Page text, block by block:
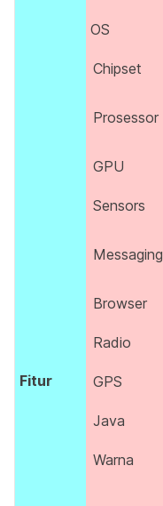
Fitur
OS
Chipset
Prosessor
GPU
Sensors
Messaging
Browser
Radio
GPS
Java
Warna